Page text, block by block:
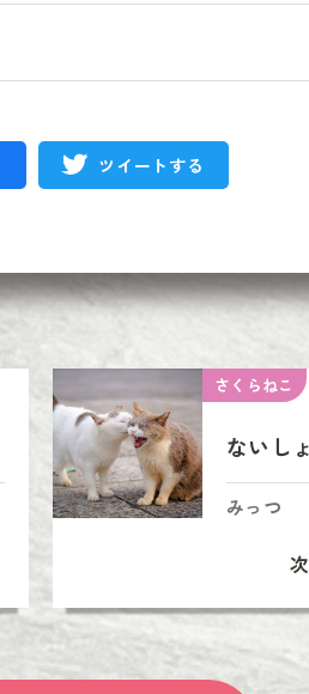
ツイートする
さくらねこ
ないし
みっつ